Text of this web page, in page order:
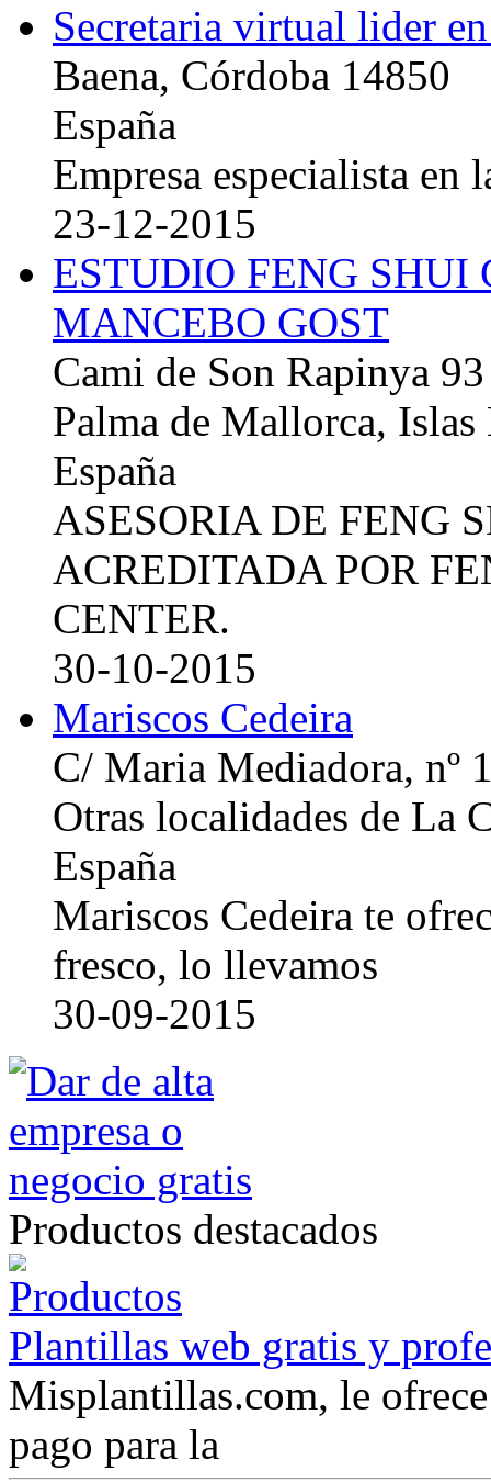
Secretaria virtual lider
Baena, Córdoba 14850
España
Empresa especialista en
23-12-2015
ESTUDIO FENG
MANCEBO GOST
Cami de Son Rapinya 93
Palma de Mallorca, Islas
España
ASESORIA DE FENG
ACREDITADA POR
CENTER.
30-10-2015
Mariscos Cedeira
C/ Maria Mediadora, nº
Otras localidades de La
España
Mariscos Cedeira te
fresco, lo llevamos
30-09-2015
Productos destacados
Plantillas web gratis y
Misplantillas.com, le
pago para la